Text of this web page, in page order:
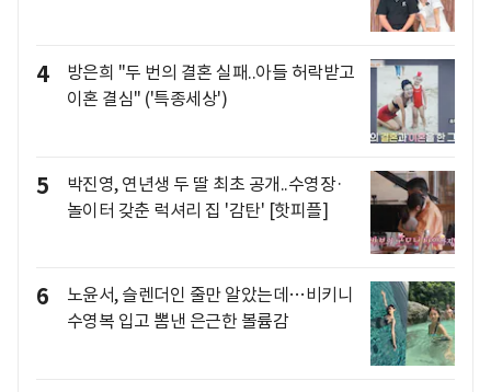
4
방은희 "두 번의 결혼 실패..아들 허락받고
이혼 결심" ('특종세상')
5
박진영, 연년생 두 딸 최초 공개..수영장·
놀이터 갖춘 럭셔리 집 '감탄' [핫피플]
6
노윤서, 슬렌더인 줄만 알았는데…비키니
수영복 입고 뽐낸 은근한 볼륨감